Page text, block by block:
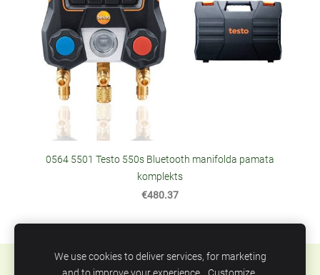
0564 5501 Testo 550s Bluetooth manifolda pamata
komplekts
€480.37
Sīkdatnes
We use cookies to deliver services, for marketing